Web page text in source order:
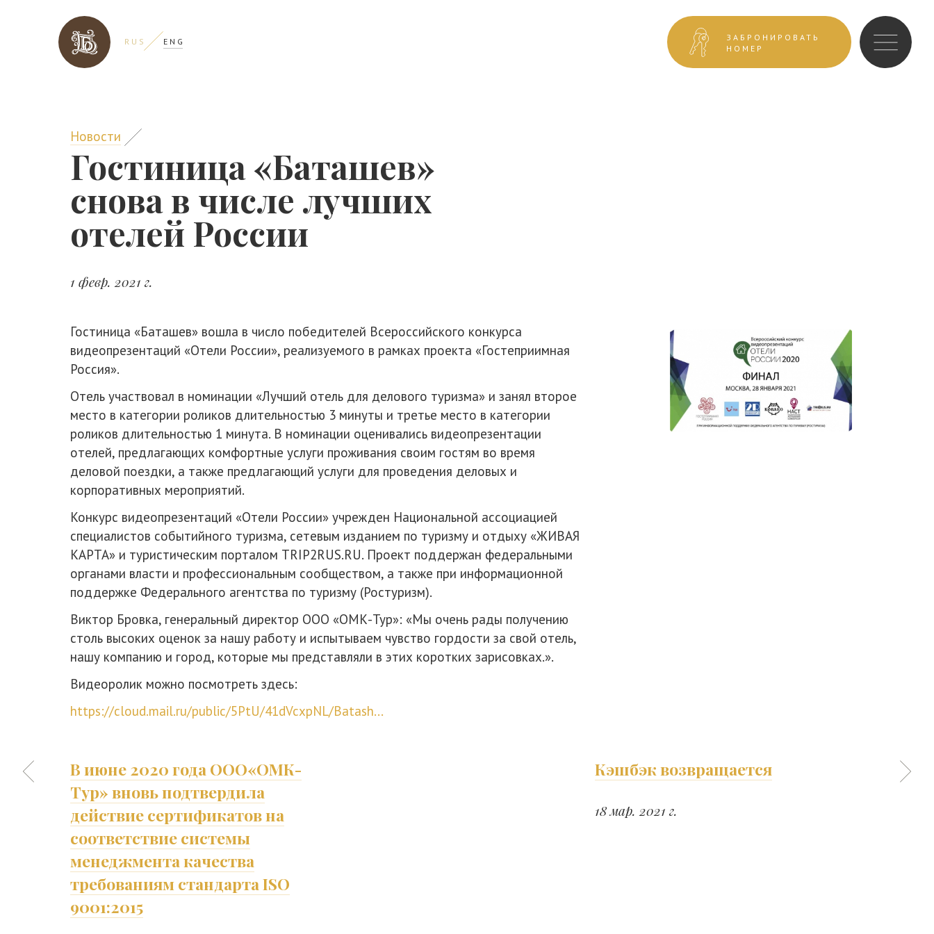
R U S E N G
ЗАБРОНИРОВАТЬ
НОМЕР
Новости
Гостиница «Баташев»
снова в числе лучших
отелей России
1 февр. 2021 г.
Гостиница «Баташев» вошла в число победителей Всероссийского конкурса
видеопрезентаций «Отели России», реализуемого в рамках проекта «Гостеприимная
Россия».
Отель участвовал в номинации «Лучший отель для делового туризма» и занял второе
место в категории роликов длительностью 3 минуты и третье место в категории
роликов длительностью 1 минута. В номинации оценивались видеопрезентации
отелей, предлагающих комфортные услуги проживания своим гостям во время
деловой поездки, а также предлагающий услуги для проведения деловых и
корпоративных мероприятий.
Конкурс видеопрезентаций «Отели России» учрежден Национальной ассоциацией
специалистов событийного туризма, сетевым изданием по туризму и отдыху «ЖИВАЯ
КАРТА» и туристическим порталом TRIP2RUS.RU. Проект поддержан федеральными
органами власти и профессиональным сообществом, а также при информационной
поддержке Федерального агентства по туризму (Ростуризм).
Виктор Бровка, генеральный директор ООО «ОМК-Тур»: «Мы очень рады получению
столь высоких оценок за нашу работу и испытываем чувство гордости за свой отель,
нашу компанию и город, которые мы представляли в этих коротких зарисовках.».
Видеоролик можно посмотреть здесь:
https://cloud.mail.ru/public/5PtU/41dVcxpNL/Batash...
​В июне 2020 года ООО«ОМК-
Тур» вновь подтвердила
действие сертификатов на
соответствие системы
менеджмента качества
требованиям стандарта ISO
9001:2015
Кэшбэк возвращается
18 мар. 2021 г.